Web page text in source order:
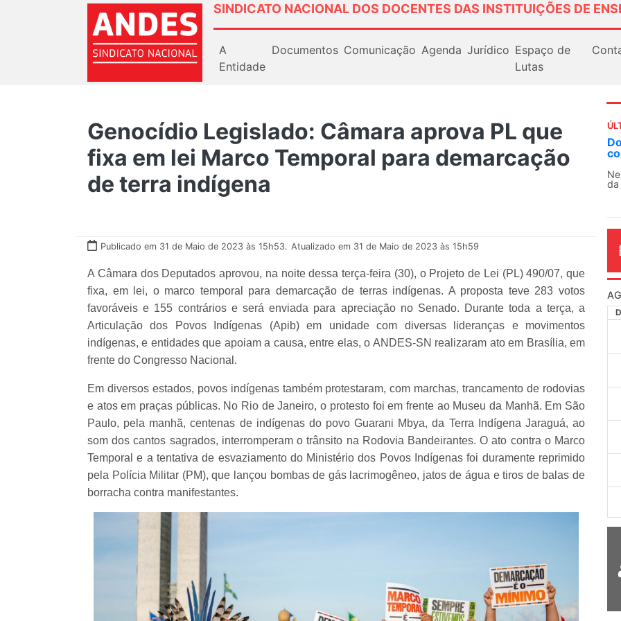
SINDICATO NACIONAL DOS DOCENTES DAS INSTITUIÇÕES DE
A
Entidade
Documentos Comunicação Agenda Jurídico Espaço de
Lutas
Genocídio Legislado: Câmara aprova PL que
fixa em lei Marco Temporal para demarcação
de terra indígena
Publicado em 31 de Maio de 2023 às 15h53. Atualizado em 31 de Maio de 2023 às 15h59
A Câmara dos Deputados aprovou, na noite dessa terça-feira (30), o Projeto de Lei (PL) 490/07, que
fixa, em lei, o marco temporal para demarcação de terras indígenas. A proposta teve 283 votos
favoráveis e 155 contrários e será enviada para apreciação no Senado. Durante toda a terça, a
Articulação dos Povos Indígenas (Apib) em unidade com diversas lideranças e movimentos
indígenas, e entidades que apoiam a causa, entre elas, o ANDES-SN realizaram ato em Brasília, em
frente do Congresso Nacional.
Em diversos estados, povos indígenas também protestaram, com marchas, trancamento de rodovias
e atos em praças públicas. No Rio de Janeiro, o protesto foi em frente ao Museu da Manhã. Em São
Paulo, pela manhã, centenas de indígenas do povo Guarani Mbya, da Terra Indígena Jaraguá, ao
som dos cantos sagrados, interromperam o trânsito na Rodovia Bandeirantes. O ato contra o Marco
Temporal e a tentativa de esvaziamento do Ministério dos Povos Indígenas foi duramente reprimido
pela Polícia Militar (PM), que lançou bombas de gás lacrimogêneo, jatos de água e tiros de balas de
borracha contra manifestantes.
O